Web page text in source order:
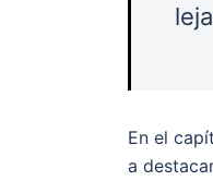
En el
a